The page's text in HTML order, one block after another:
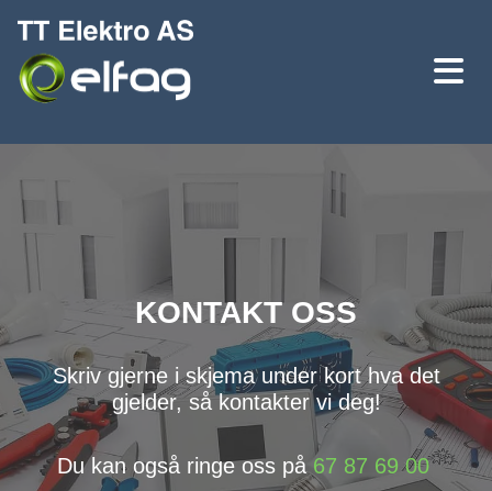
KONTAKT OSS
Skriv gjerne i skjema under kort hva det
gjelder, så kontakter vi deg!
Du kan også ringe oss på 67 87 69 00